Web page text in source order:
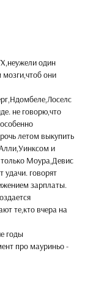
один
мозги,чтоб они
не говорю,что
летом выкупить
и
только Моура,Девис
удачи. говорят
зарплаты.
те,кто вчера на
годы
про мауриньо -